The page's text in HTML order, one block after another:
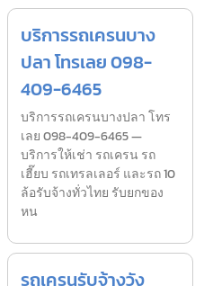
บริการรถเครนบาง
ปลา โทรเลย 098-
409-6465
บริการรถเครนบางปลา โทร
เลย 098-409-6465 —
บริการให้เช่า รถเครน รถ
เฮี๊ยบ รถเทรลเลอร์ และรถ 10
ล้อรับจ้างทั่วไทย รับยกของ
หน
รถเครนรับจ้างวัง